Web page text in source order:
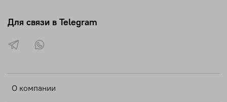
О компании
Для связи в Telegram